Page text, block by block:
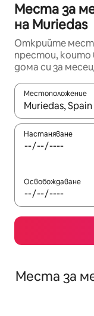
Места за
на Muriedas
Открийте
престои, които
дома си за
Местоположение
Когато
Настаняване
Освобождаване
Места за